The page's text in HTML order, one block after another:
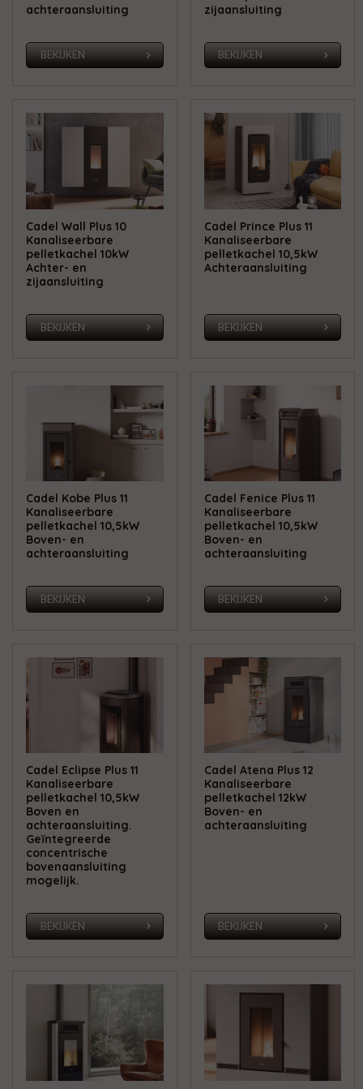
achteraansluiting
BEKIJKEN
zijaansluiting
BEKIJKEN
Cadel Wall Plus 10
Kanaliseerbare
pelletkachel 10kW
Achter- en
zijaansluiting
BEKIJKEN
Cadel Prince Plus 11
Kanaliseerbare
pelletkachel 10,5kW
Achteraansluiting
BEKIJKEN
Cadel Kobe Plus 11
Kanaliseerbare
pelletkachel 10,5kW
Boven- en
achteraansluiting
BEKIJKEN
Cadel Fenice Plus 11
Kanaliseerbare
pelletkachel 10,5kW
Boven- en
achteraansluiting
BEKIJKEN
Cadel Eclipse Plus 11
Kanaliseerbare
pelletkachel 10,5kW
Boven en
achteraansluiting.
Geïntegreerde
concentrische
bovenaansluiting
mogelijk.
BEKIJKEN
Cadel Atena Plus 12
Kanaliseerbare
pelletkachel 12kW
Boven- en
achteraansluiting
BEKIJKEN